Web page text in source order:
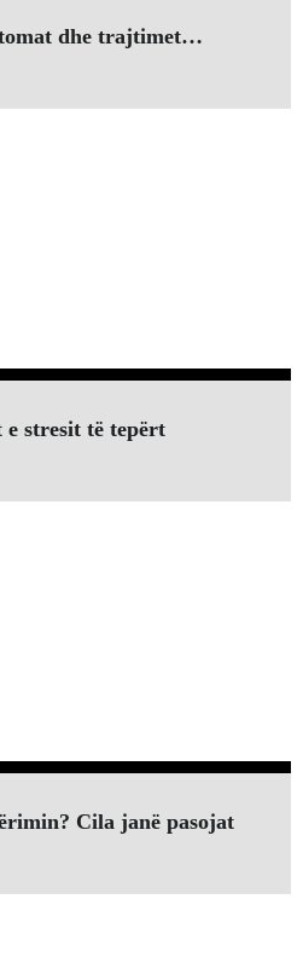
dhe trajtimet…
e stresit të tepërt
Cila janë pasojat